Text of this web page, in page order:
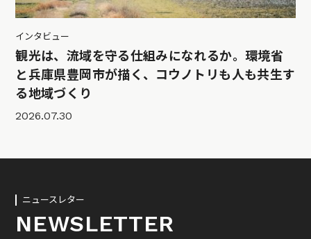
インタビュー
観光は、流域を守る仕組みになれるか。環境省
と兵庫県豊岡市が描く、コウノトリも人も共生す
る地域づくり
2026.07.30
ニュースレター
NEWSLETTER